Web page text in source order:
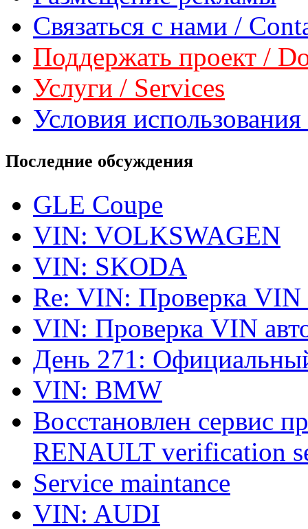
Связаться с нами /
Поддержать проект /
Услуги / Services
Условия
Последние обсуждения
GLE Coupe
VIN: VOLKSWAGEN
VIN: SKODA
Re: VIN: Проверка VIN
VIN: Проверка VIN
День 271:
VIN: BMW
Восстановлен сервис
RENAULT verification
Service maintance
VIN: AUDI